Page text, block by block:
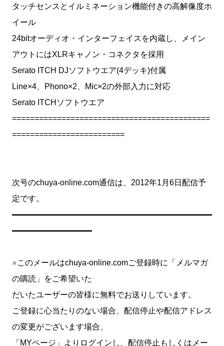
タッチセンスとイルミネーション機能付きの高解像度ホ
イール
24bitオーディオ・インターフェイスを内蔵し、メイン
アウトにはXLRキャノン・コネクタを採用
Serato ITCH DJソフトウエア(4デッキ)付属
Line×4、Phono×2、Mic×2の外部入力に対応
Serato ITCHソフトウエア
============================================
=========================
次号のchuya-online.com通信は、2012年1月6日配信予
定です。
━━━━━━━━━━━━━━━━━━━━━━━━━
━━━━━━━━━━
※このメールはchuya-online.comご登録時に「メルマガ
の購読」をご希望いた
だいたユーザーの皆様に無料でお送りしています。
ご登録に心当たりのない場合、配信停止や配信アドレス
の変更がございます場合、
「MYページ」よりログインし、配信停止もしくはメー